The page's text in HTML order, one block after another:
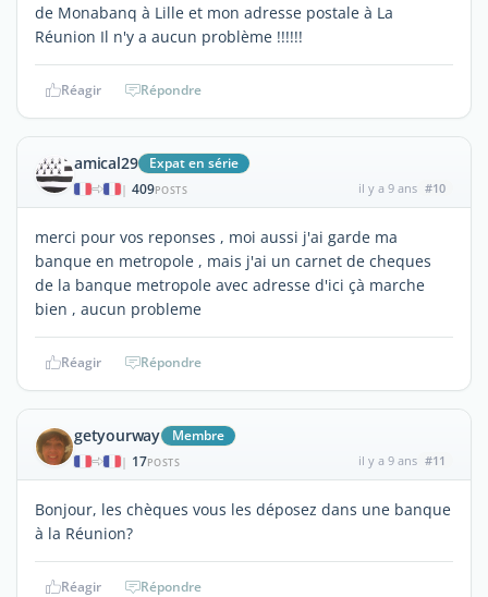
de Monabanq à Lille et mon adresse postale à La
Réunion Il n'y a aucun problème !!!!!!
Réagir Répondre
amical29 Expat en série
| 409POSTS il y a 9 ans #10
merci pour vos reponses , moi aussi j'ai garde ma
banque en metropole , mais j'ai un carnet de cheques
de la banque metropole avec adresse d'ici çà marche
bien , aucun probleme
Réagir Répondre
getyourway Membre
| 17POSTS il y a 9 ans #11
Bonjour, les chèques vous les déposez dans une banque
à la Réunion?
Réagir Répondre